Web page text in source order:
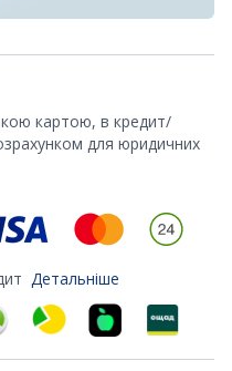
картою, в кредит/
для юридичних
Детальніше